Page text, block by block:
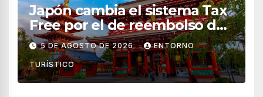
Japón cambia el sistema Tax
Free por el de reembolso de
impuestos desde noviembre
de 2026
5 DE AGOSTO DE 2026 ENTORNO
TURÍSTICO